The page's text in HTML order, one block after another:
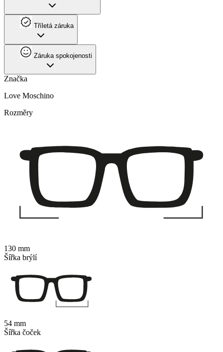
Tříletá záruka
Záruka spokojenosti
Značka
Love Moschino
Rozměry
130 mm
Šířka brýlí
54 mm
Šířka čoček